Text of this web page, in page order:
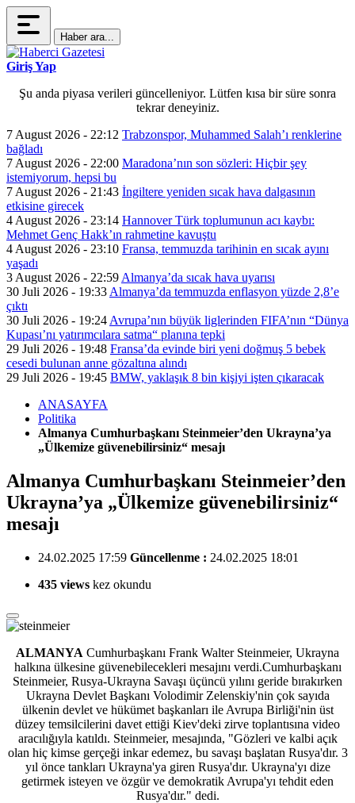
Haber ara...
Giriş Yap
Şu anda piyasa verileri güncelleniyor. Lütfen kısa bir süre sonra
tekrar deneyiniz.
7 August 2026 - 22:12 Trabzonspor, Muhammed Salah’ı renklerine
bağladı
7 August 2026 - 22:00 Maradona’nın son sözleri: Hiçbir şey
istemiyorum, hepsi bu
7 August 2026 - 21:43 İngiltere yeniden sıcak hava dalgasının
etkisine girecek
4 August 2026 - 23:14 Hannover Türk toplumunun acı kaybı:
Mehmet Genç Hakk’ın rahmetine kavuştu
4 August 2026 - 23:10 Fransa, temmuzda tarihinin en sıcak ayını
yaşadı
3 August 2026 - 22:59 Almanya’da sıcak hava uyarısı
30 Juli 2026 - 19:33 Almanya’da temmuzda enflasyon yüzde 2,8’e
çıktı
30 Juli 2026 - 19:24 Avrupa’nın büyük liglerinden FIFA’nın “Dünya
Kupası’nı yatırımcılara satma“ planına tepki
29 Juli 2026 - 19:48 Fransa’da evinde biri yeni doğmuş 5 bebek
cesedi bulunan anne gözaltına alındı
29 Juli 2026 - 19:45 BMW, yaklaşık 8 bin kişiyi işten çıkaracak
ANASAYFA
Politika
Almanya Cumhurbaşkanı Steinmeier’den Ukrayna’ya
„Ülkemize güvenebilirsiniz“ mesajı
Almanya Cumhurbaşkanı Steinmeier’den
Ukrayna’ya „Ülkemize güvenebilirsiniz“
mesajı
24.02.2025 17:59 Güncellenme : 24.02.2025 18:01
435 views kez okundu
ALMANYA Cumhurbaşkanı Frank Walter Steinmeier, Ukrayna
halkına ülkesine güvenebilecekleri mesajını verdi.Cumhurbaşkanı
Steinmeier, Rusya-Ukrayna Savaşı üçüncü yılını geride bırakırken
Ukrayna Devlet Başkanı Volodimir Zelenskiy'nin çok sayıda
ülkenin devlet ve hükümet başkanları ile Avrupa Birliği'nin üst
düzey temsilcilerini davet ettiği Kiev'deki zirve toplantısına video
aracılığıyla katıldı. Steinmeier, mesajında, "Gözleri ve kalbi açık
olan hiç kimse gerçeği inkar edemez, bu savaşı başlatan Rusya'dır. 3
yıl önce tankları Ukrayna'ya giren Rusya'dır. Ukrayna'yı dize
getirmek isteyen ve özgür ve demokratik Avrupa'yı tehdit eden
Rusya'dır." dedi.